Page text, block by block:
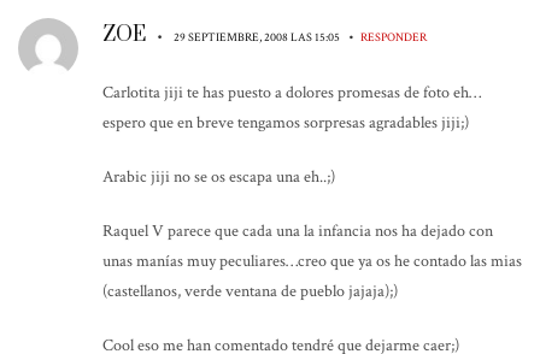
ZOE • 29 SEPTIEMBRE, 2008 LAS 15:05 • RESPONDER
Carlotita jiji te has puesto a dolores promesas de foto eh…
espero que en breve tengamos sorpresas agradables jiji;)
Arabic jiji no se os escapa una eh..;)
Raquel V parece que cada una la infancia nos ha dejado con
unas manías muy peculiares…creo que ya os he contado las mias
(castellanos, verde ventana de pueblo jajaja);)
Cool eso me han comentado tendré que dejarme caer;)